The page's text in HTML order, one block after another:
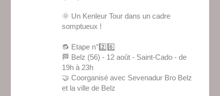
🌞 Un Kenleur Tour dans un cadre
somptueux !
🔂 Etape n°2️⃣6️⃣
🏁 Belz (56) - 12 août - Saint-Cado - de
19h à 23h
🤝 Coorganisé avec Sevenadur Bro Belz
et la ville de Belz